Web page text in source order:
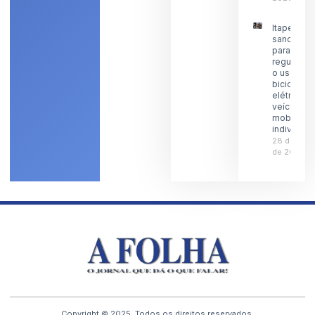
Itaperuna
sanciona
para
o uso de
bicicletas
elétricas
veículos
individual
28 de
de 2026